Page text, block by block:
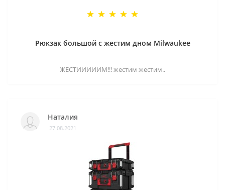
Рюкзак большой с жестим дном Milwaukee
ЖЕСТИИИИИМ!!! жестим жестим..
Наталия
27.08.2021